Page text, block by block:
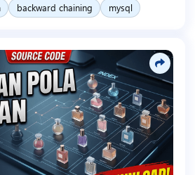
backward chaining mysql